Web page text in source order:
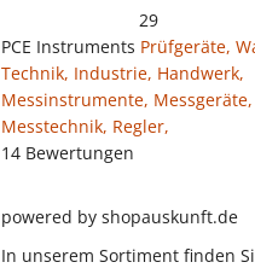
29
PCE Instruments Prüfgeräte,
Technik, Industrie, Handwerk,
Messinstrumente, Messgeräte,
Messtechnik, Regler,
14 Bewertungen
powered by shopauskunft.de
In unserem Sortiment finden